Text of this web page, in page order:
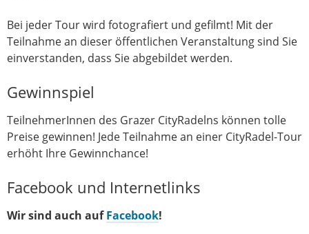
Bei jeder Tour wird fotografiert und gefilmt! Mit der
Teilnahme an dieser öffentlichen Veranstaltung sind Sie
einverstanden, dass Sie abgebildet werden.
Gewinnspiel
TeilnehmerInnen des Grazer CityRadelns können tolle
Preise gewinnen! Jede Teilnahme an einer CityRadel-Tour
erhöht Ihre Gewinnchance!
Facebook und Internetlinks
Wir sind auch aufFacebook!